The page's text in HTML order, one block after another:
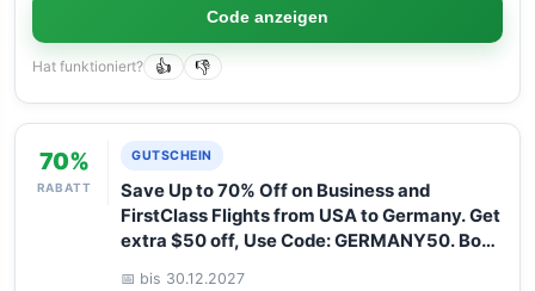
Code anzeigen
Hat funktioniert? 👍 👎
70%
RABATT
GUTSCHEIN
Save Up to 70% Off on Business and
FirstClass Flights from USA to Germany. Get
extra $50 off, Use Code: GERMANY50. Book
📅 bis 30.12.2027